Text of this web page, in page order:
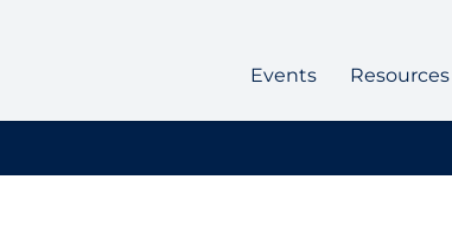
Events Resources